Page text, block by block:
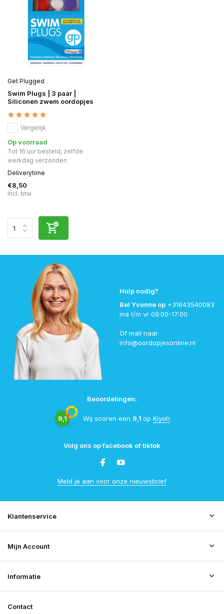
Get Plugged
Swim Plugs | 3 paar |
Siliconen zwem oordopjes
Vergelijk
Op voorraad
Tot 16 uur besteld, zelfde
werkdag verzonden
Deliverytime
€8,50
Incl. btw
Hulp nodig?
Bel Yvonne op +31643540083
ma t/m vr 09:00-17:00
Of mail naar
info@oordopjesonline.nl
Beoordelingen:
9,1 Wij scoren een 9,1 op Kiyoh
Volg ons op facebook of tiktok
Meld je aan voor onze nieuwsbrief
Klantenservice
Mijn Account
Informatie
Contact